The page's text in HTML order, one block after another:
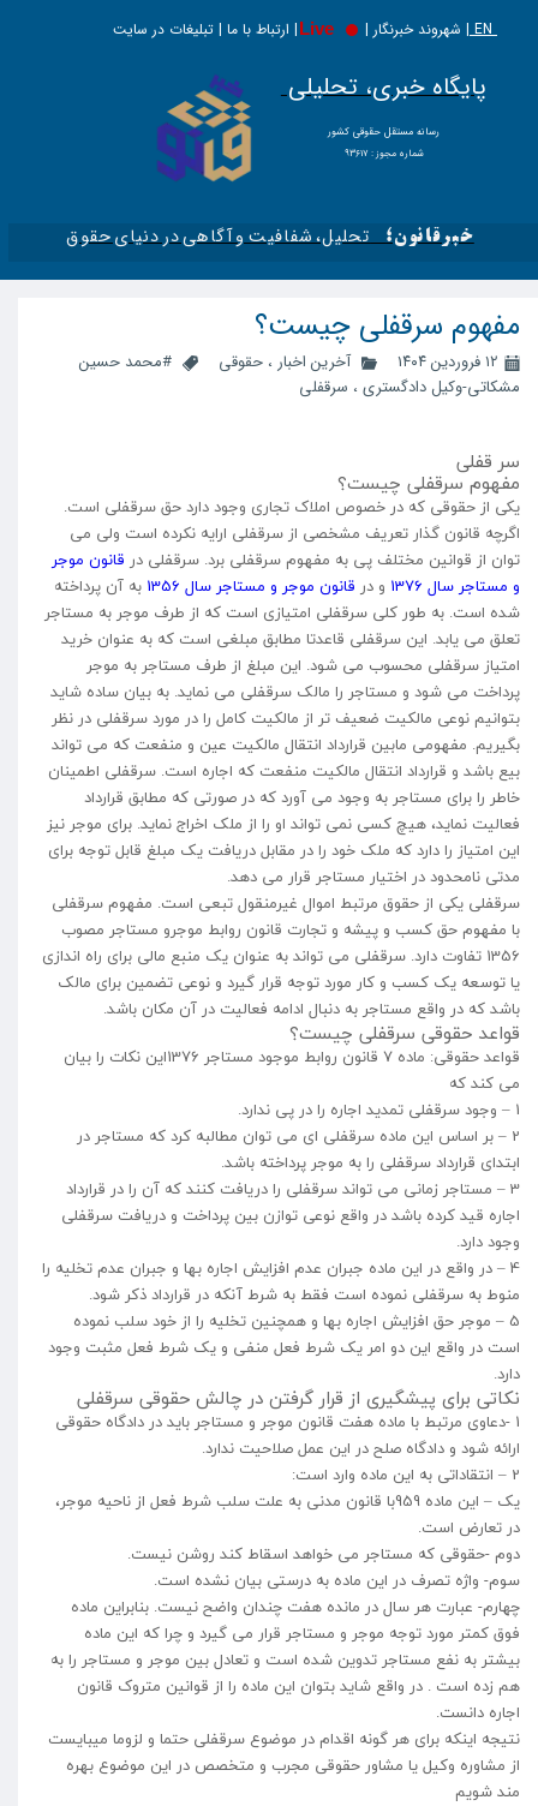
EN | شهروند خبرنگار | | ارتباط با ما | تبلیغات در سایت
Live
پایگاه خبری، تحلیلی
​​​​رسانه مستقل حقوقی کشور
شماره مجوز : ۹۳۶۱۷
خبرقانون؛ تحلیل، شفافیت و آگاهی در دنیای حقوق​​​​​​​
مفهوم سرقفلی چیست؟
۱۲ فروردین ۱۴۰۴ آخرین اخبار ، حقوقی
#محمد حسین
مشکاتی-وکیل دادگستری ، سرقفلی
سر قفلی
مفهوم سرقفلی چیست؟
یکی از حقوقی که در خصوص املاک تجاری وجود دارد حق سرقفلی است.
اگرچه قانون گذار تعریف مشخصی از سرقفلی ارایه نکرده است ولی می
توان از قوانین مختلف پی به مفهوم سرقفلی برد. سرقفلی در قانون موجر
و مستاجر سال 1376
و در قانون موجر و مستاجر سال 1356
به آن پرداخته
شده است. به طور کلی سرقفلی امتیازی است که از طرف موجر به مستاجر
تعلق می یابد. این سرقفلی قاعدتا مطابق مبلغی است که به عنوان خرید
امتیاز سرقفلی محسوب می شود. این مبلغ از طرف مستاجر به موجر
پرداخت می شود و مستاجر را مالک سرقفلی می نماید. به بیان ساده شاید
بتوانیم نوعی مالکیت ضعیف تر از مالکیت کامل را در مورد سرقفلی در نظر
بگیریم. مفهومی مابین قرارداد انتقال مالکیت عین و منفعت که می تواند
بیع باشد و قرارداد انتقال مالکیت منفعت که اجاره است. سرقفلی اطمینان
خاطر را برای مستاجر به وجود می آورد که در صورتی که مطابق قرارداد
فعالیت نماید، هیچ کسی نمی تواند او را از ملک اخراج نماید. برای موجر نیز
این امتیاز را دارد که ملک خود را در مقابل دریافت یک مبلغ قابل توجه برای
مدتی نامحدود در اختیار مستاجر قرار می دهد.
سرقفلی یکی از حقوق مرتبط اموال غیرمنقول تبعی است. مفهوم سرقفلی
با مفهوم حق کسب و پیشه و تجارت قانون روابط موجرو مستاجر مصوب
1356 تفاوت دارد. سرقفلی می تواند به عنوان یک منبع مالی برای راه اندازی
یا توسعه یک کسب و کار مورد توجه قرار گیرد و نوعی تضمین برای مالک
باشد که در واقع مستاجر به دنبال ادامه فعالیت در آن مکان باشد.
قواعد حقوقی سرقفلی چیست؟
قواعد حقوقی: ماده 7 قانون روابط موجود مستاجر 1376این نکات را بیان
می کند که
1 – وجود سرقفلی تمدید اجاره را در پی ندارد.
2 – بر اساس این ماده سرقفلی ای می توان مطالبه کرد که مستاجر در
ابتدای قرارداد سرقفلی را به موجر پرداخته باشد.
3 – مستاجر زمانی می تواند سرقفلی را دریافت کنند که آن را در قرارداد
اجاره قید کرده باشد در واقع نوعی توازن بین پرداخت و دریافت سرقفلی
وجود دارد.
4 – در واقع در این ماده جبران عدم افزایش اجاره بها و جبران عدم تخلیه را
منوط به سرقفلی نموده است فقط به شرط آنکه در قرارداد ذکر شود.
5 – موجر حق افزایش اجاره بها و همچنین تخلیه را از خود سلب نموده
است در واقع این دو امر یک شرط فعل منفی و یک شرط فعل مثبت وجود
دارد.
نکاتی برای پیشگیری از قرار گرفتن در چالش حقوقی سرقفلی
1 -دعاوی مرتبط با ماده هفت قانون موجر و مستاجر باید در دادگاه حقوقی
ارائه شود و دادگاه صلح در این عمل صلاحیت ندارد.
2 – انتقاداتی به این ماده وارد است:
یک – این ماده 959با قانون مدنی به علت سلب شرط فعل از ناحیه موجر،
در تعارض است.
دوم -حقوقی که مستاجر می خواهد اسقاط کند روشن نیست.
سوم- واژه تصرف در این ماده به درستی بیان نشده است.
چهارم- عبارت هر سال در مانده هفت چندان واضح نیست. بنابراین ماده
فوق کمتر مورد توجه موجر و مستاجر قرار می گیرد و چرا که این ماده
بیشتر به نفع مستاجر تدوین شده است و تعادل بین موجر و مستاجر را به
هم زده است . در واقع شاید بتوان این ماده را از قوانین متروک قانون
اجاره دانست.
نتیجه اینکه برای هر گونه اقدام در موضوع سرقفلی حتما و لزوما میبایست
از مشاوره وکیل یا مشاور حقوقی مجرب و متخصص در این موضوع بهره
مند شویم